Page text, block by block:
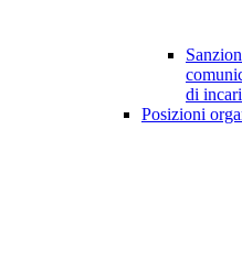
di
Posizioni